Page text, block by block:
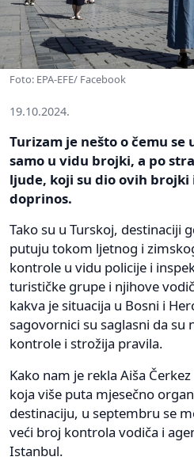
Foto: EPA-EFE/ Facebook
19.10.2024.
Turizam je nešto o čemu se
samo u vidu brojki, a po
ljude, koji su dio ovih
doprinos.
Tako su u Turskoj, destinaciji
putuju tokom ljetnog i
kontrole u vidu policije i
turističke grupe i njihove
kakva je situacija u Bosni i
sagovornici su saglasni da su
kontrole i strožija pravila.
Kako nam je rekla Aiša
koja više puta mjesečno
destinaciju, u septembru se
veći broj kontrola vodiča i
Istanbul.